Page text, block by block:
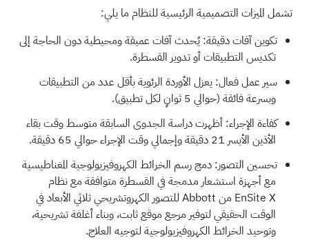
تشمل الميزات التصميمية الرئيسية للنظام ما يلي:
تكوين آفات دقيقة: يُحدث آفات عميقة ومحيطية دون الحاجة إلى
تكديس التطبيقات أو تدوير القسطرة.
سير عمل فعال: يعزل الأوردة الرئوية بأقل عدد من التطبيقات
وبسرعة فائقة (حوالي 5 ثوانٍ لكل تطبيق).
كفاءة الإجراء: أظهرت دراسة الجدوى السابقة متوسط وقت بقاء
الأذين الأيسر 21 دقيقة وإجمالي وقت الإجراء حوالي 65 دقيقة.
تحسين التصور: دمج رسم الخرائط الكهروفيزيولوجية المغناطيسية
مع أجهزة استشعار مدمجة في القسطرة متوافقة مع نظام
EnSite X من Abbott للتصور الكهروتشريحي ثلاثي الأبعاد في
الوقت الحقيقي لتوفير مرجع موقع ثابت، وبناء أغلفة تشريحية،
وتوحيد الخرائط الكهروفيزيولوجية لتوجيه العلاج.